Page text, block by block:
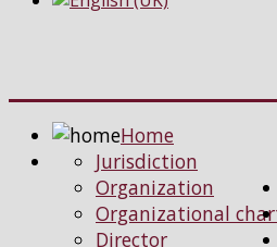
Home
Jurisdiction
Organization
Organizational
Director